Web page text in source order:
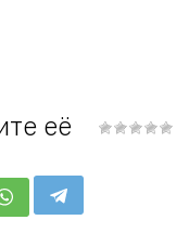
её